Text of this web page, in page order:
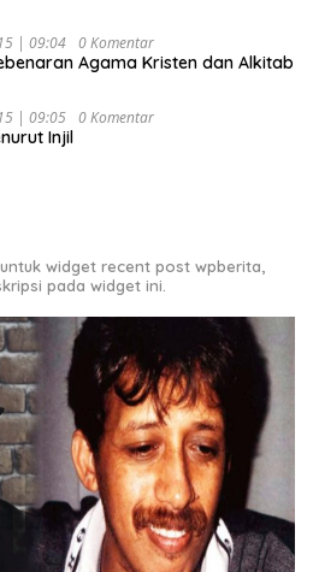
| 09:04 0 Komentar
Agama Kristen dan Alkitab
| 09:05 0 Komentar
Injil
widget recent post wpberita,
pada widget ini.